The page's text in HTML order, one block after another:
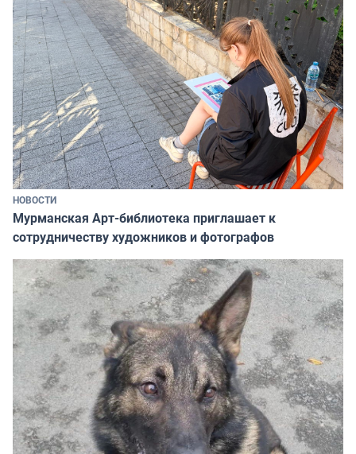
НОВОСТИ
Мурманская Арт-библиотека приглашает к
сотрудничеству художников и фотографов